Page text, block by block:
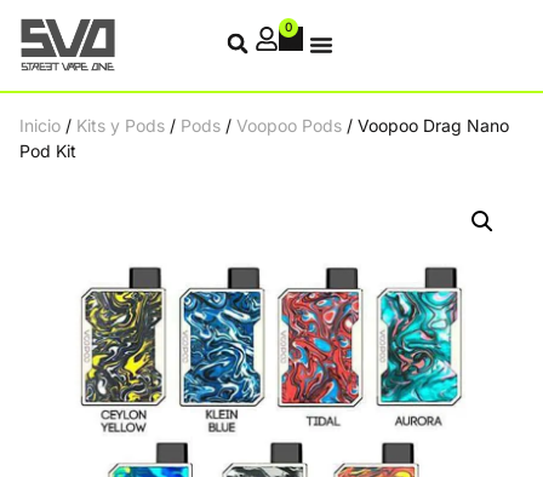
0
Inicio / Kits y Pods / Pods / Voopoo Pods / Voopoo Drag Nano
Pod Kit